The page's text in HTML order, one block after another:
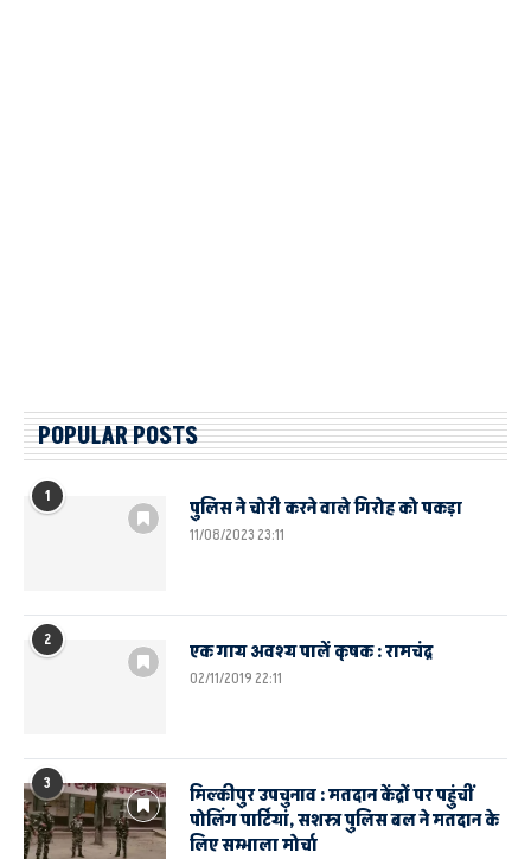
POPULAR POSTS
1 पुलिस ने चोरी करने वाले गिरोह को पकड़ा
11/08/2023 23:11
2 एक गाय अवश्य पालें कृषक : रामचंद्र
02/11/2019 22:11
3
मिल्कीपुर उपचुनाव : मतदान केंद्रों पर पहुंचीं
पोलिंग पार्टियां, सशस्त्र पुलिस बल ने मतदान के
लिए सम्भाला मोर्चा